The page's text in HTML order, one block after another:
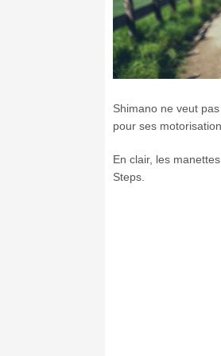
Shimano ne veut
pour ses
En clair, les
Steps.